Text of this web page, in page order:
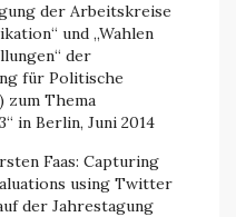
der Arbeitskreise
und „Wahlen
der
für Politische
zum Thema
in Berlin, Juni 2014
Faas: Capturing
using Twitter
der Jahrestagung